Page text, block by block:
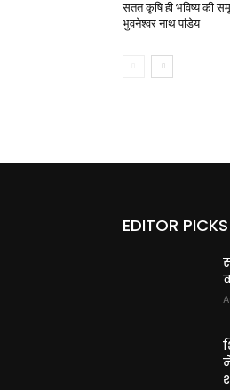
सतत कृषि ही भविष्य की
भुवनेश्वर नाथ पांडेय
EDITOR PICKS